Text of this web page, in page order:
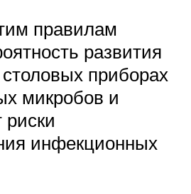
правилам
развития
приборах
микробов и
инфекционных